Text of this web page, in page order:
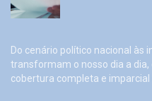
Do cenário político nacional às
transformam o nosso dia a
cobertura completa e